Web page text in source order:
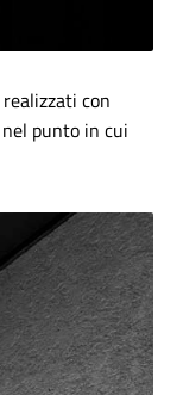
con
punto in cui